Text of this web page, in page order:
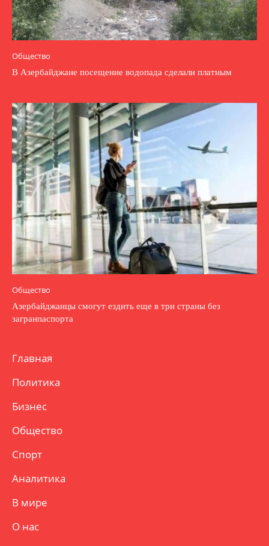
Общество
В Азербайджане посещение водопада сделали платным
Общество
Азербайджанцы смогут ездить еще в три страны без
загранпаспорта
Главная
Политика
Бизнес
Общество
Спорт
Аналитика
В мире
О нас